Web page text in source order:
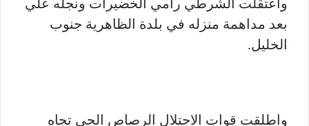
واعتقلت الشرطي رامي الخضيرات ونجله علي
بعد مداهمة منزله في بلدة الظاهرية جنوب
الخليل.
واطلقت قوات الاحتلال الرصاص الحي تجاه